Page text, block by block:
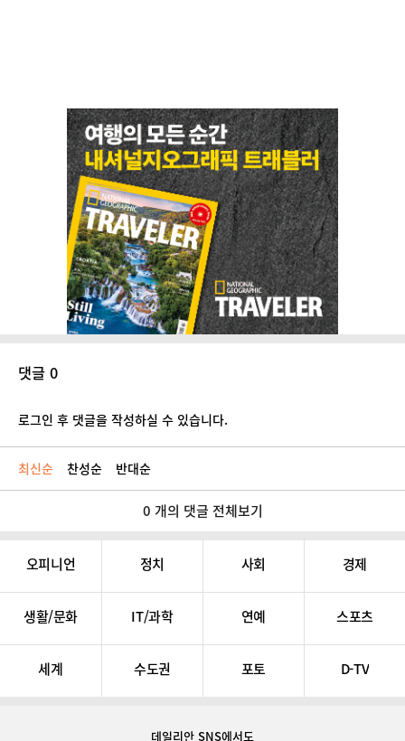
댓글 0
로그인 후 댓글을 작성하실 수 있습니다.
최신순 찬성순 반대순
0 개의 댓글 전체보기
오피니언 정치 사회 경제
생활/문화 IT/과학 연예 스포츠
세계 수도권 포토 D-TV
데일리안 SNS에서도